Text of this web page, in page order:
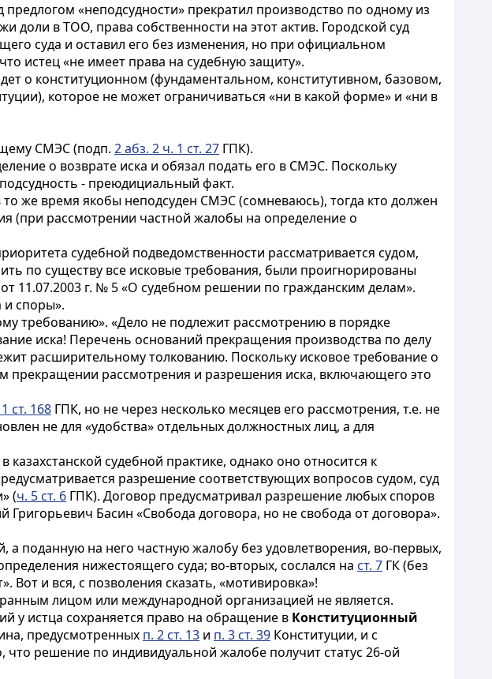
«неподсудности» прекратил производство по одному из
доли в ТОО, права собственности на этот актив. Городской суд
суда и оставил его без изменения, но при официальном
истец «не имеет права на судебную защиту».
о конституционном (фундаментальном, конститутивном, базовом,
которое не может ограничиваться «ни в какой форме» и «ни в
СМЭС (подп. 2 абз. 2 ч. 1 ст. 27 ГПК).
о возврате иска и обязал подать его в СМЭС. Поскольку
- преюдициальный факт.
же время якобы неподсуден СМЭС (сомневаюсь), тогда кто должен
(при рассмотрении частной жалобы на определение о
судебной подведомственности рассматривается судом,
по существу все исковые требования, были проигнорированы
11.07.2003 г. № 5 «О судебном решении по гражданским делам».
и споры».
требованию». «Дело не подлежит рассмотрению в порядке
иска! Перечень оснований прекращения производства по делу
расширительному толкованию. Поскольку исковое требование о
прекращении рассмотрения и разрешения иска, включающего это
ст. 168 ГПК, но не через несколько месяцев его рассмотрения, т.е. не
не для «удобства» отдельных должностных лиц, а для
судебной практике, однако оно относится к
разрешение соответствующих вопросов судом, суд
» (ч. 5 ст. 6 ГПК). Договор предусматривал разрешение любых споров
Басин «Свобода договора, но не свобода от договора».
поданную на него частную жалобу без удовлетворения, во-первых,
нижестоящего суда; во-вторых, сослался на ст. 7 ГК (без
и вся, с позволения сказать, «мотивировка»!
лицом или международной организацией не является.
у истца сохраняется право на обращение в Конституционный
предусмотренных п. 2 ст. 13 и п. 3 ст. 39 Конституции, и с
что решение по индивидуальной жалобе получит статус 26-ой